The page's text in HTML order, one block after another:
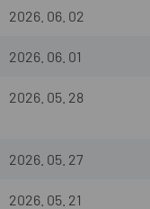
2026. 06. 02
2026. 06. 01
2026. 05. 28
2026. 05. 27
2026. 05. 21